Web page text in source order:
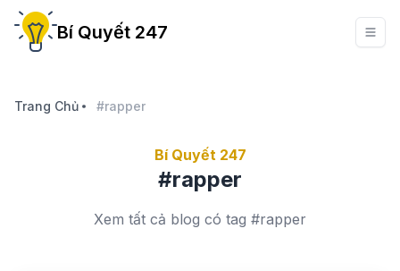
Bí Quyết 247
Trang Chủ #rapper
Bí Quyết 247
#rapper
Xem tất cả blog có tag #rapper